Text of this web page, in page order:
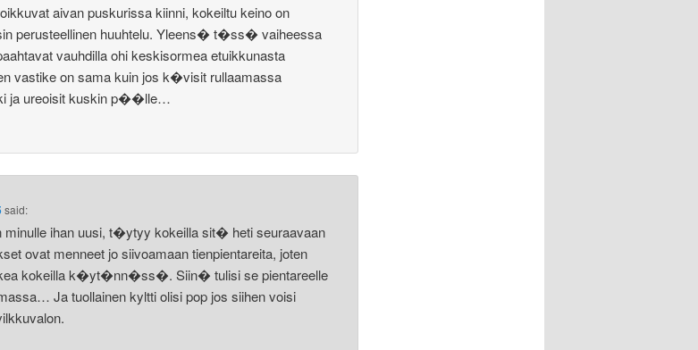
aivan puskurissa kiinni, kokeiltu keino on
perusteellinen huuhtelu. Yleens� t�ss� vaiheessa
vauhdilla ohi keskisormea etuikkunasta
vastike on sama kuin jos k�visit rullaamassa
ja ureoisit kuskin p��lle…
said:
minulle ihan uusi, t�ytyy kokeilla sit� heti seuraavaan
ovat menneet jo siivoamaan tienpientareita, joten
kokeilla k�yt�nn�ss�. Siin� tulisi se pientareelle
Ja tuollainen kyltti olisi pop jos siihen voisi